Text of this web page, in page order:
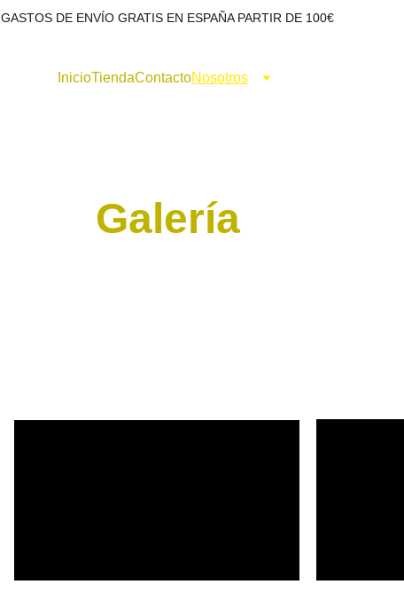
GASTOS DE ENVÍO GRATIS EN ESPAÑA PARTIR DE 100€
InicioTiendaContactoNosotros
Galería